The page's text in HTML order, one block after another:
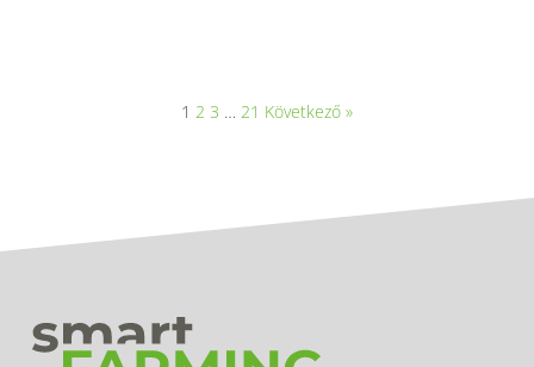
1 2 3 … 21 Következő »